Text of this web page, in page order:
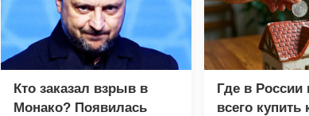
Кто заказал взрыв в
Монако? Появилась
Где в России
всего купить